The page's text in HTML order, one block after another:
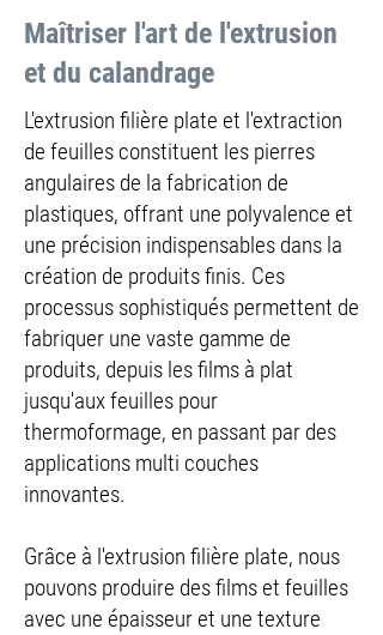
Maîtriser l'art de l'extrusion
et du calandrage
L'extrusion filière plate et l'extraction
de feuilles constituent les pierres
angulaires de la fabrication de
plastiques, offrant une polyvalence et
une précision indispensables dans la
création de produits finis. Ces
processus sophistiqués permettent de
fabriquer une vaste gamme de
produits, depuis les films à plat
jusqu'aux feuilles pour
thermoformage, en passant par des
applications multi couches
innovantes.
Grâce à l'extrusion filière plate, nous
pouvons produire des films et feuilles
avec une épaisseur et une texture